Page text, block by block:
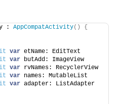
: AppCompatActivity() {
var etName: EditText
var butAdd: ImageView
var rvNames: RecyclerView
var names: MutableList
var adapter: ListAdapter